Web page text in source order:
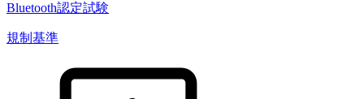
Bluetooth認定試験
規制基準